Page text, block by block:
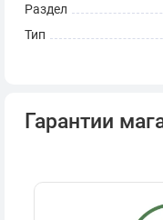
Раздел
Тип
Гарантии